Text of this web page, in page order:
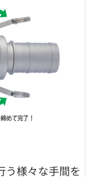
う様々な手間を